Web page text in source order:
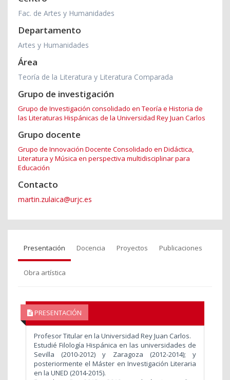
Fac. de Artes y Humanidades
Departamento
Artes y Humanidades
Área
Teoría de la Literatura y Literatura Comparada
Grupo de investigación
Grupo de Investigación consolidado en Teoría e Historia de
las Literaturas Hispánicas de la Universidad Rey Juan Carlos
Grupo docente
Grupo de Innovación Docente Consolidado en Didáctica,
Literatura y Música en perspectiva multidisciplinar para
Educación
Contacto
martin.zulaica@urjc.es
Presentación Docencia Proyectos Publicaciones
Obra artística
PRESENTACIÓN
Profesor Titular en la Universidad Rey Juan Carlos.
Estudié Filología Hispánica en las universidades de
Sevilla (2010-2012) y Zaragoza (2012-2014); y
posteriormente el Máster en Investigación Literaria
en la UNED (2014-2015).